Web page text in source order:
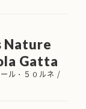
Nature
Gatta
ル・５０ルネ /